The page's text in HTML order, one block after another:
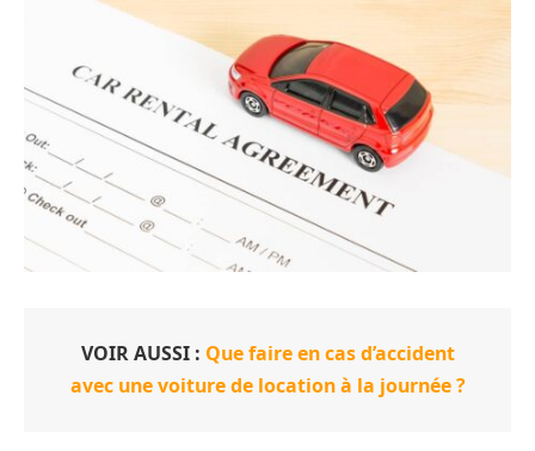
VOIR AUSSI : Que faire en cas d’accident
avec une voiture de location à la journée ?